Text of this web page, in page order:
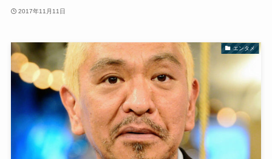
2017年11月11日
エンタメ